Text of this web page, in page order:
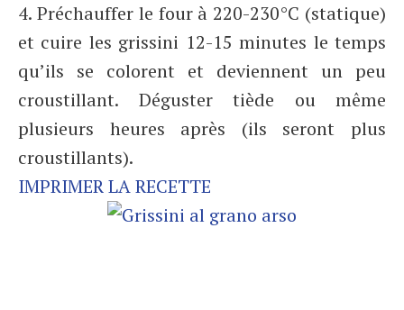
4. Préchauffer le four à 220-230°C (statique)
et cuire les grissini 12-15 minutes le temps
qu’ils se colorent et deviennent un peu
croustillant. Déguster tiède ou même
plusieurs heures après (ils seront plus
croustillants).
IMPRIMER LA RECETTE